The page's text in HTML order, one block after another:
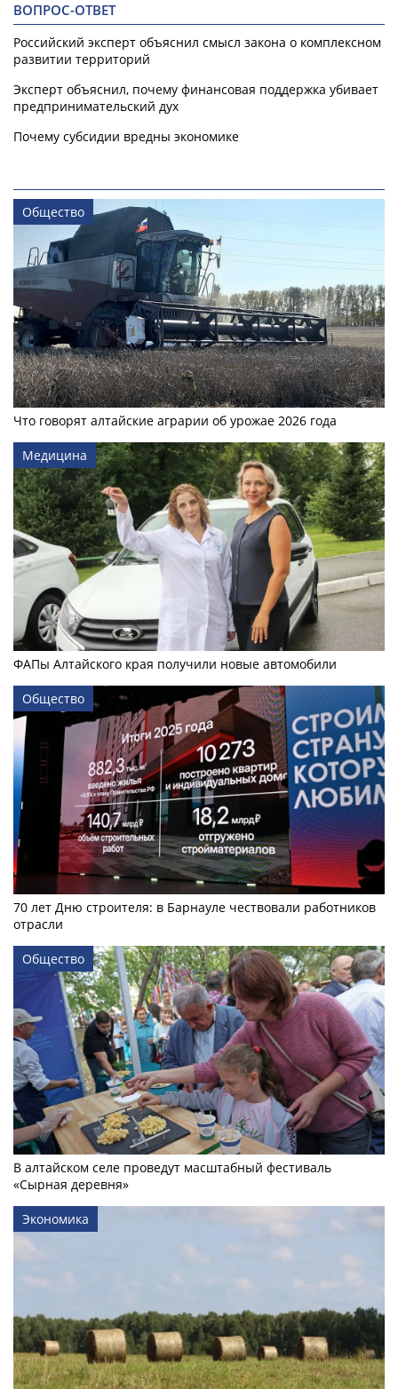
ВОПРОС-ОТВЕТ
Российский эксперт объяснил смысл закона о комплексном
развитии территорий
Эксперт объяснил, почему финансовая поддержка убивает
предпринимательский дух
Почему субсидии вредны экономике
Общество
Что говорят алтайские аграрии об урожае 2026 года
Медицина
ФАПы Алтайского края получили новые автомобили
Общество
70 лет Дню строителя: в Барнауле чествовали работников
отрасли
Общество
В алтайском селе проведут масштабный фестиваль
«Сырная деревня»
Экономика